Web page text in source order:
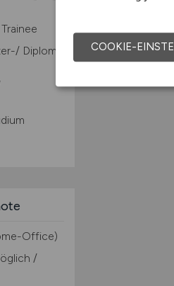
Diplom-
Office)
/
COOKIE-